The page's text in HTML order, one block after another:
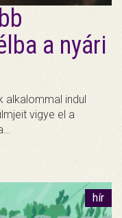
a nyári
alkalommal indul
vigye el a
hír